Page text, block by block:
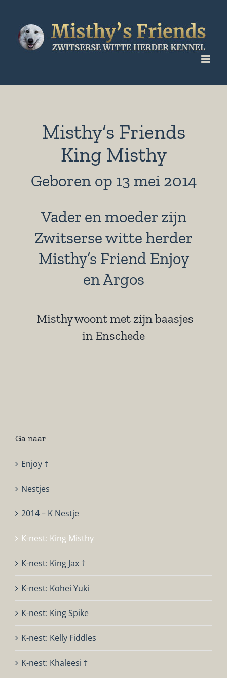
inhoud
Misthy’s Friends
King Misthy
Geboren op 13 mei 2014
Vader en moeder zijn
Zwitserse witte herder
Misthy’s Friend Enjoy
en Argos
Misthy woont met zijn baasjes
in Enschede
Ga naar
Enjoy †
Nestjes
2014 – K Nestje
K-nest: King Misthy
K-nest: King Jax †
K-nest: Kohei Yuki
K-nest: King Spike
K-nest: Kelly Fiddles
K-nest: Khaleesi †